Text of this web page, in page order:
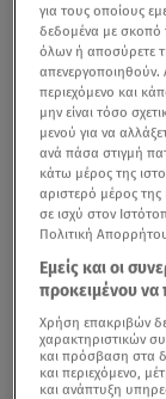
για τους οποίους
δεδομένα με σκοπό
όλων ή αποσύρετε
απενεργοποιηθούν.
περιεχόμενο και
μην είναι τόσο
μενού για να
ανά πάσα στιγμή
κάτω μέρος της
αριστερό μέρος της
σε ισχύ στον
Πολιτική
Εμείς και οι
προκειμένου να
Χρήση επακριβών
χαρακτηριστικών
και πρόσβαση στα
και περιεχόμενο,
και ανάπτυξη